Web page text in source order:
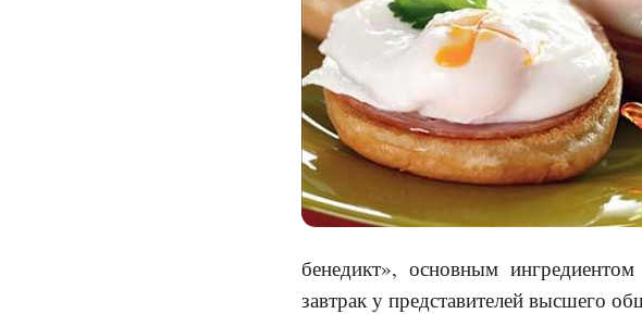
бенедикт», основным
завтрак у представителей высшего